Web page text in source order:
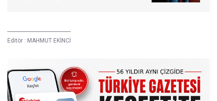
Editör : MAHMUT EKİNCİ